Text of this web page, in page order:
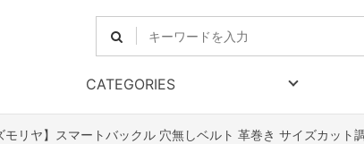
CATEGORIES
モリヤ】スマートバックル 穴無しベルト 革巻き サイズカット